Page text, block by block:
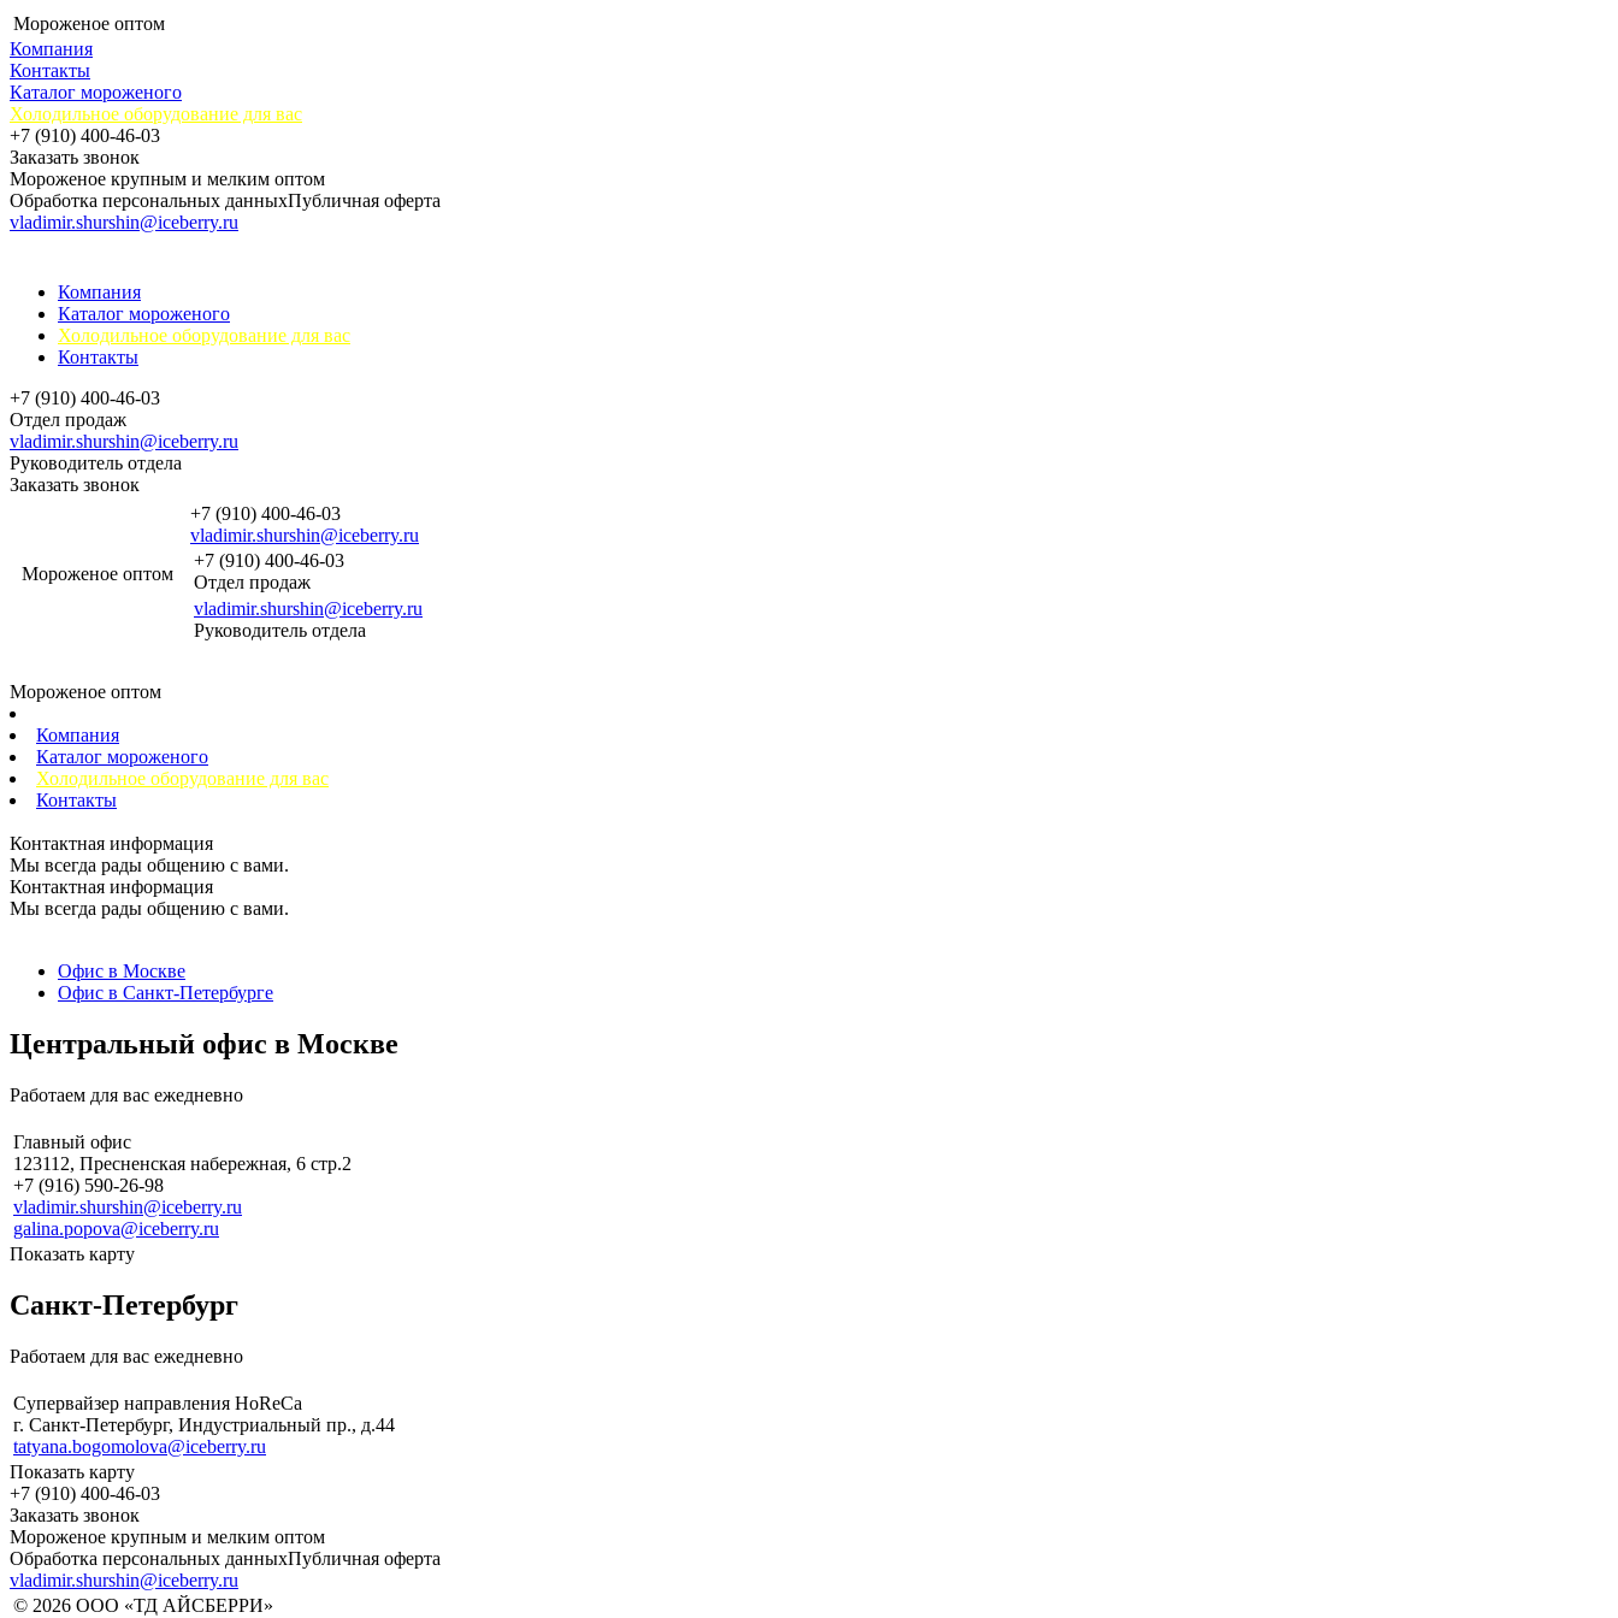
Мороженое оптом
Компания
Контакты
Каталог мороженого
Холодильное оборудование для вас
+7 (910) 400-46-03
Заказать звонок
Мороженое крупным и мелким оптом
Обработка персональных данныхПубличная оферта
vladimir.shurshin@iceberry.ru
Компания
Каталог мороженого
Холодильное оборудование для вас
Контакты
+7 (910) 400-46-03
Отдел продаж
vladimir.shurshin@iceberry.ru
Руководитель отдела
Заказать звонок
Мороженое оптом
+7 (910) 400-46-03
vladimir.shurshin@iceberry.ru
+7 (910) 400-46-03
Отдел продаж
vladimir.shurshin@iceberry.ru
Руководитель отдела
Мороженое оптом
Компания
Каталог мороженого
Холодильное оборудование для вас
Контакты
Контактная информация
Мы всегда рады общению с вами.
Контактная информация
Мы всегда рады общению с вами.
Офис в Москве
Офис в Санкт-Петербурге
Центральный офис в Москве
Работаем для вас ежедневно
Главный офис
123112, ​Пресненская набережная, 6 стр.2
+7 (916) 590-26-98
vladimir.shurshin@iceberry.ru
galina.popova@iceberry.ru
Показать карту
Санкт-Петербург
Работаем для вас ежедневно
Супервайзер направления HoReCa
г. Санкт-Петербург, Индустриальный пр., д.44
tatyana.bogomolova@iceberry.ru
Показать карту
+7 (910) 400-46-03
Заказать звонок
Мороженое крупным и мелким оптом
Обработка персональных данныхПубличная оферта
vladimir.shurshin@iceberry.ru
© 2026 ООО «ТД АЙСБЕРРИ»